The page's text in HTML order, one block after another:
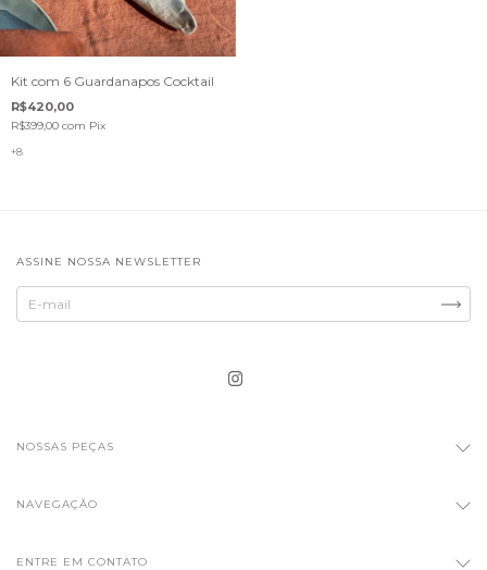
Kit com 6 Guardanapos Cocktail
R$420,00
R$399,00 com Pix
+8
ASSINE NOSSA NEWSLETTER
NOSSAS PEÇAS
NAVEGAÇÃO
ENTRE EM CONTATO